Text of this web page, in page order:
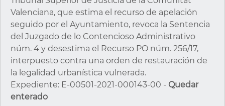
Valenciana, que estima el recurso de apelación
seguido por el Ayuntamiento, revoca la Sentencia
del Juzgado de lo Contencioso Administrativo
núm. 4 y desestima el Recurso PO núm. 256/17,
interpuesto contra una orden de restauración de
la legalidad urbanística vulnerada.
Expediente: E-00501-2021-000143-00 - Quedar
enterado